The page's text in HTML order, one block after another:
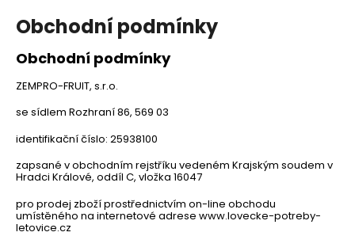
Obchodní podmínky
Obchodní podmínky
ZEMPRO-FRUIT, s.r.o.
se sídlem Rozhraní 86, 569 03
identifikační číslo: 25938100
zapsané v obchodním rejstříku vedeném Krajským soudem v
Hradci Králové, oddíl C, vložka 16047
pro prodej zboží prostřednictvím on-line obchodu
umístěného na internetové adrese www.lovecke-potreby-
letovice.cz
o
t
ř
e
b
u
j
e
t
e
n